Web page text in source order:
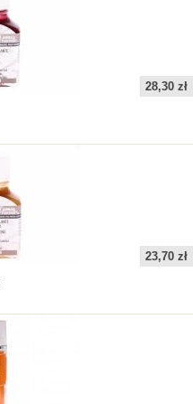
28,30 zł
23,70 zł